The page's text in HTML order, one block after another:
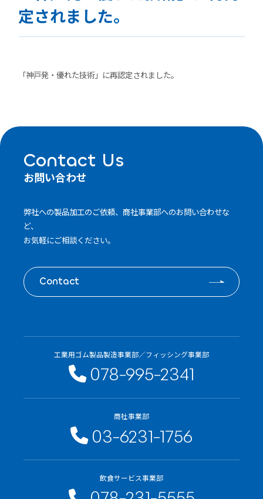
定されました。
「神戸発・優れた技術」に再認定されました。
Contact Us
お問い合わせ
弊社への製品加工のご依頼、商社事業部へのお問い合わせな
ど、
お気軽にご相談ください。
Contact
工業用ゴム製品製造事業部／フィッシング事業部
078-995-2341
商社事業部
03-6231-1756
飲食サービス事業部